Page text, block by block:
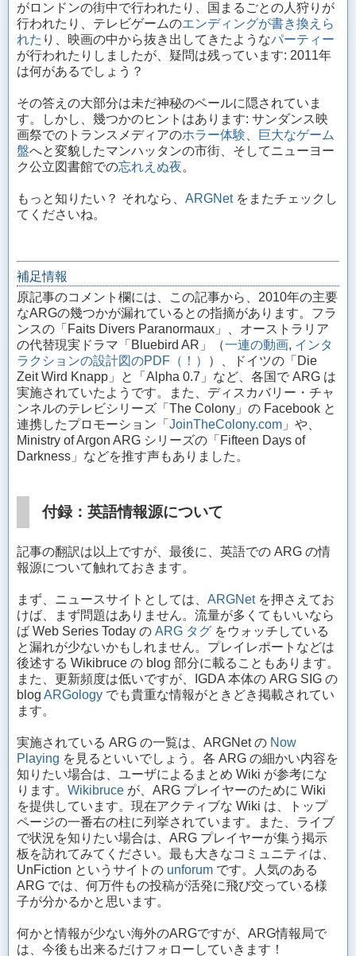
がロンドンの街中で行われたり、国まるごとの人狩りが
行われたり、テレビゲームのエンディングが書き換えら
れた り、映画の中から抜き出してきたようなパーティー
が行われたりしましたが、疑問は残っています: 2011年
は何があるでしょう？
その答えの大部分は未だ神秘のベールに隠されていま
す。しかし、幾つかのヒントはあります: サンダンス映
画祭でのトランスメディアのホラー体験
巨大なゲーム
盤へと変貌したマンハッタンの市街、そしてニューヨー
ク公立図書館での忘れえぬ夜。
もっと知りたい？ それなら、 ARGNetをまたチェックし
てくださいね。
補足情報
原記事のコメント欄には、この記事から、2010年の主要
なARGの幾つかが漏れているとの指摘があります。フラ
ンスの「Faits Divers Paranormaux」、オーストラリア
の代替現実ドラマ「Bluebird AR」（一連の動画, インタ
ラクションの設計図のPDF（！）
）、ドイツの「Die
Zeit Wird Knapp」と「Alpha 0.7」など、各国で ARG は
実施されていたようです。また、ディスカバリー・チャ
ンネルのテレビシリーズ「The Colony」の Facebook と
連携したプロモーション「 JoinTheColony.com 」や、
Ministry of Argon ARG シリーズの「Fifteen Days of
Darkness」などを推す声もありました。
付録：英語情報源について
記事の翻訳は以上ですが、最後に、英語での ARG の情
報源について触れておきます。
まず、ニュースサイトとしては、 ARGNetを押さえてお
けば、まず問題はありません。流量が多くてもいいなら
ば Web Series Today の ARG タグ をウォッチしている
と漏れが少ないかもしれません。プレイレポートなどは
後述する Wikibruce の blog 部分に載ることもあります。
また、更新頻度は低いですが、IGDA 本体の ARG SIG の
blog ARGology でも貴重な情報がときどき掲載されてい
ます。
実施されている ARG の一覧は、ARGNet の Now
Playing を見るといいでしょう。各 ARG の細かい内容を
知りたい場合は、ユーザによるまとめ Wiki が参考にな
ります。 Wikibruce が、ARG プレイヤーのために Wiki
を提供しています。現在アクティブな Wiki は、トップ
ページの一番右の柱に列挙されています。また、ライブ
で状況を知りたい場合は、ARG プレイヤーが集う掲示
板を訪れてみてください。最も大きなコミュニティは、
UnFiction というサイトの unforum です。人気のある
ARG では、何万件もの投稿が活発に飛び交っている様
子が分かるかと思います。
何かと情報が少ない海外のARGですが、ARG情報局で
は、今後も出来るだけフォローしていきます！